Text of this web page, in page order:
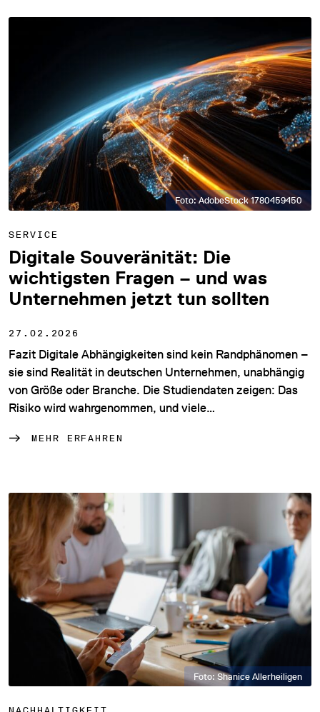
Foto: AdobeStock 1780459450
SERVICE
Digitale Souveränität: Die
wichtigsten Fragen – und was
Unternehmen jetzt tun sollten
27.02.2026
Fazit Digitale Abhängigkeiten sind kein Randphänomen –
sie sind Realität in deutschen Unternehmen, unabhängig
von Größe oder Branche. Die Studiendaten zeigen: Das
Risiko wird wahrgenommen, und viele…
MEHR ERFAHREN
Foto: Shanice Allerheiligen